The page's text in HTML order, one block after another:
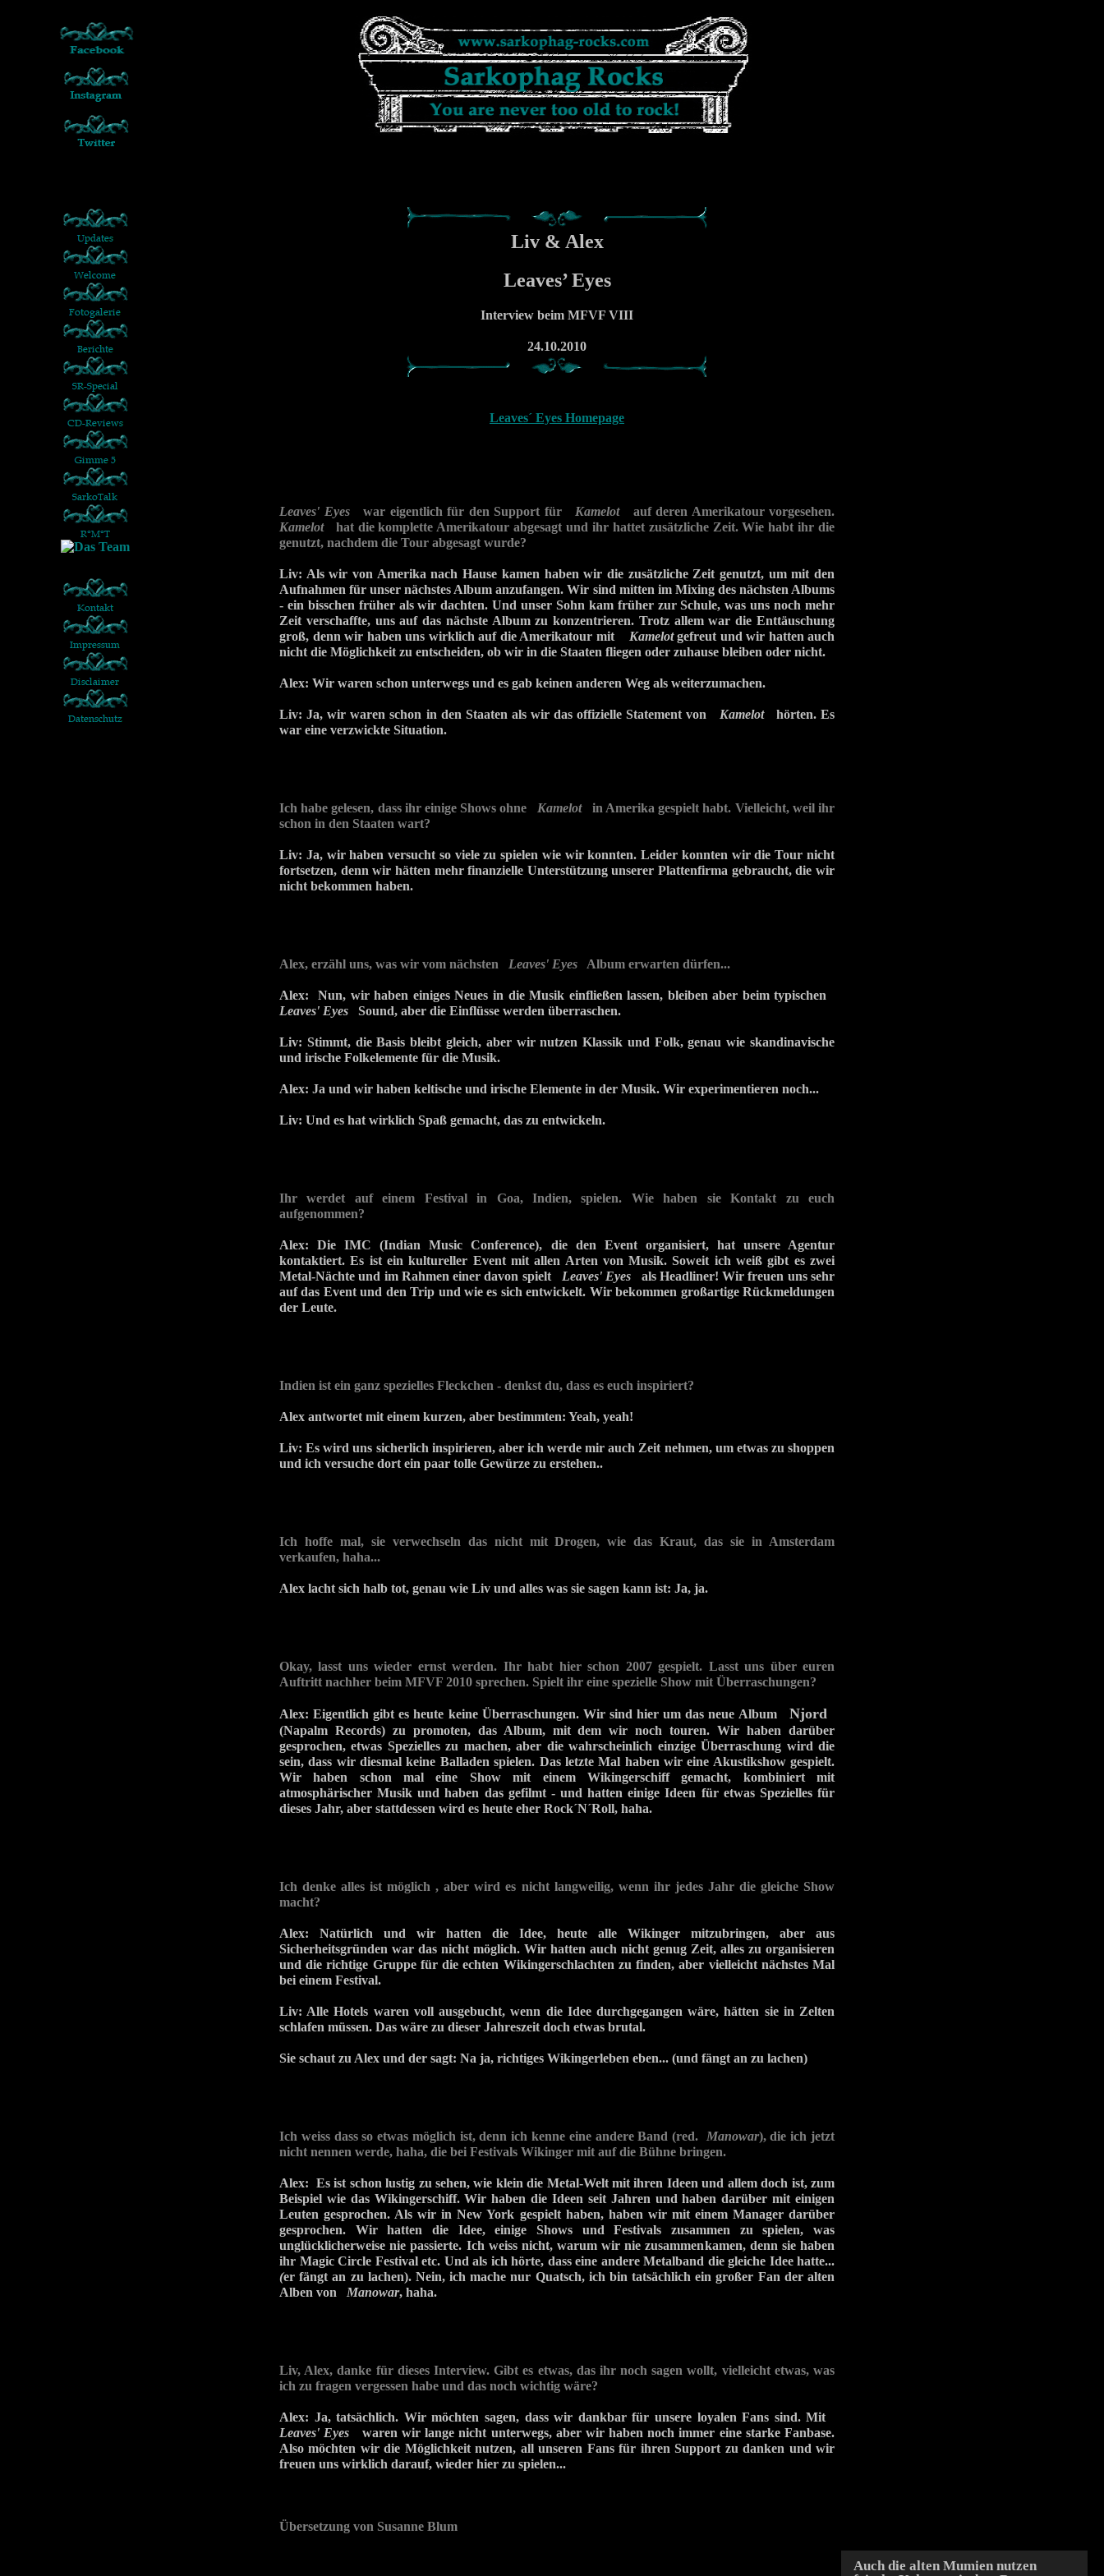
Auch die alten Mumien nutzen
Liv & Alex
Leaves’ Eyes
Interview beim MFVF VIII
24.10.2010
Leaves´ Eyes Homepage
Leaves' Eyeswar eigentlich für den Support für Kamelotauf deren Amerikatour vorgesehen.
Kamelothat die komplette Amerikatour abgesagt und ihr hattet zusätzliche Zeit. Wie habt ihr die
genutzt, nachdem die Tour abgesagt wurde?
Liv: Als wir von Amerika nach Hause kamen haben wir die zusätzliche Zeit genutzt, um mit den
Aufnahmen für unser nächstes Album anzufangen. Wir sind mitten im Mixing des nächsten Albums
- ein bisschen früher als wir dachten. Und unser Sohn kam früher zur Schule, was uns noch mehr
Zeit verschaffte, uns auf das nächste Album zu konzentrieren. Trotz allem war die Enttäuschung
groß, denn wir haben uns wirklich auf die Amerikatour mit Kamelotgefreut und wir hatten auch
nicht die Möglichkeit zu entscheiden, ob wir in die Staaten fliegen oder zuhause bleiben oder nicht.
Alex: Wir waren schon unterwegs und es gab keinen anderen Weg als weiterzumachen.
Liv: Ja, wir waren schon in den Staaten als wir das offizielle Statement von Kamelothörten. Es
war eine verzwickte Situation.
Ich habe gelesen, dass ihr einige Shows ohne Kamelotin Amerika gespielt habt. Vielleicht, weil ihr
schon in den Staaten wart?
Liv: Ja, wir haben versucht so viele zu spielen wie wir konnten. Leider konnten wir die Tour nicht
fortsetzen, denn wir hätten mehr finanzielle Unterstützung unserer Plattenfirma gebraucht, die wir
nicht bekommen haben.
Alex, erzähl uns, was wir vom nächsten Leaves' Eyes Album erwarten dürfen...
Alex: Nun, wir haben einiges Neues in die Musik einfließen lassen, bleiben aber beim typischen
Leaves' Eyes Sound, aber die Einflüsse werden überraschen.
Liv: Stimmt, die Basis bleibt gleich, aber wir nutzen Klassik und Folk, genau wie skandinavische
und irische Folkelemente für die Musik.
Alex: Ja und wir haben keltische und irische Elemente in der Musik. Wir experimentieren noch...
Liv: Und es hat wirklich Spaß gemacht, das zu entwickeln.
Ihr werdet auf einem Festival in Goa, Indien, spielen. Wie haben sie Kontakt zu euch
aufgenommen?
Alex: Die IMC (Indian Music Conference), die den Event organisiert, hat unsere Agentur
kontaktiert. Es ist ein kultureller Event mit allen Arten von Musik. Soweit ich weiß gibt es zwei
Metal-Nächte und im Rahmen einer davon spielt Leaves' Eyes als Headliner! Wir freuen uns sehr
auf das Event und den Trip und wie es sich entwickelt. Wir bekommen großartige Rückmeldungen
der Leute.
Indien ist ein ganz spezielles Fleckchen - denkst du, dass es euch inspiriert?
Alex antwortet mit einem kurzen, aber bestimmten: Yeah, yeah!
Liv: Es wird uns sicherlich inspirieren, aber ich werde mir auch Zeit nehmen, um etwas zu shoppen
und ich versuche dort ein paar tolle Gewürze zu erstehen..
Ich hoffe mal, sie verwechseln das nicht mit Drogen, wie das Kraut, das sie in Amsterdam
verkaufen, haha...
Alex lacht sich halb tot, genau wie Liv und alles was sie sagen kann ist: Ja, ja.
Okay, lasst uns wieder ernst werden. Ihr habt hier schon 2007 gespielt. Lasst uns über euren
Auftritt nachher beim MFVF 2010 sprechen. Spielt ihr eine spezielle Show mit Überraschungen?
Alex: Eigentlich gibt es heute keine Überraschungen. Wir sind hier um das neue Album Njord
(Napalm Records) zu promoten, das Album, mit dem wir noch touren. Wir haben darüber
gesprochen, etwas Spezielles zu machen, aber die wahrscheinlich einzige Überraschung wird die
sein, dass wir diesmal keine Balladen spielen. Das letzte Mal haben wir eine Akustikshow gespielt.
Wir haben schon mal eine Show mit einem Wikingerschiff gemacht, kombiniert mit
atmosphärischer Musik und haben das gefilmt - und hatten einige Ideen für etwas Spezielles für
dieses Jahr, aber stattdessen wird es heute eher Rock´N´Roll, haha.
Ich denke alles ist möglich , aber wird es nicht langweilig, wenn ihr jedes Jahr die gleiche Show
macht?
Alex:
Natürlich und wir hatten die Idee, heute alle Wikinger mitzubringen, aber aus
Sicherheitsgründen war das nicht möglich. Wir hatten auch nicht genug Zeit, alles zu organisieren
und die richtige Gruppe für die echten Wikingerschlachten zu finden, aber vielleicht nächstes Mal
bei einem Festival.
Liv: Alle Hotels waren voll ausgebucht, wenn die Idee durchgegangen wäre, hätten sie in Zelten
schlafen müssen. Das wäre zu dieser Jahreszeit doch etwas brutal.
Sie schaut zu Alex und der sagt: Na ja, richtiges Wikingerleben eben... (und fängt an zu lachen)
Ich weiss dass so etwas möglich ist, denn ich kenne eine andere Band (red. Manowar), die ich jetzt
nicht nennen werde, haha, die bei Festivals Wikinger mit auf die Bühne bringen.
Alex: Es ist schon lustig zu sehen, wie klein die Metal-Welt mit ihren Ideen und allem doch ist, zum
Beispiel wie das Wikingerschiff. Wir haben die Ideen seit Jahren und haben darüber mit einigen
Leuten gesprochen. Als wir in New York gespielt haben, haben wir mit einem Manager darüber
gesprochen. Wir hatten die Idee, einige Shows und Festivals zusammen zu spielen, was
unglücklicherweise nie passierte. Ich weiss nicht, warum wir nie zusammenkamen, denn sie haben
ihr Magic Circle Festival etc. Und als ich hörte, dass eine andere Metalband die gleiche Idee hatte...
(er fängt an zu lachen). Nein, ich mache nur Quatsch, ich bin tatsächlich ein großer Fan der alten
Alben von Manowar, haha.
Liv, Alex, danke für dieses Interview. Gibt es etwas, das ihr noch sagen wollt, vielleicht etwas, was
ich zu fragen vergessen habe und das noch wichtig wäre?
Alex: Ja, tatsächlich. Wir möchten sagen, dass wir dankbar für unsere loyalen Fans sind. Mit
Leaves' Eyes waren wir lange nicht unterwegs, aber wir haben noch immer eine starke Fanbase.
Also möchten wir die Möglichkeit nutzen, all unseren Fans für ihren Support zu danken und wir
freuen uns wirklich darauf, wieder hier zu spielen...
Übersetzung von Susanne Blum